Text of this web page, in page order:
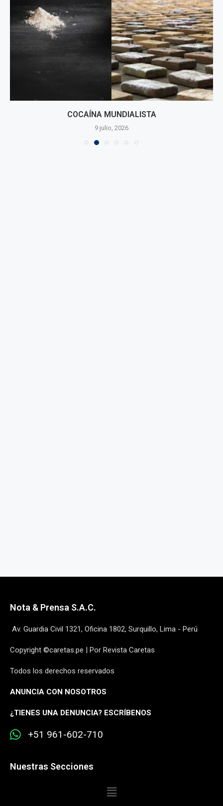
COCAÍNA MUNDIALISTA
9 julio, 2026
Nota & Prensa S.A.C.
Av. Guardia Civil 1321, Oficina 1802, Surquillo, Lima - Perú
Copyright ©caretas.pe | Por Revista Caretas
Todos los derechos reservados
ANUNCIA CON NOSOTROS
¿TIENES UNA DENUNCIA? ESCRÍBENOS
+51 961-602-710
Nuestras Secciones